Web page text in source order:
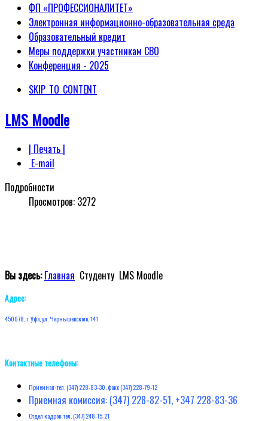
ФП «ПРОФЕССИОНАЛИТЕТ»
Электронная информационно-образовательная среда
Образовательный кредит
Меры поддержки участникам СВО
Конференция - 2025
SKIP_TO_CONTENT
LMS Moodle
| Печать |
E-mail
Подробности
Просмотров: 3272
Вы здесь:Главная Студенту LMS Moodle
Адрес:
450078, г. Уфа, ул. Чернышевского, 141
Контактные телефоны:
Приемная: тел. (347) 228-83-30, факс (347) 228-79-12
Приемная комиссия: (347) 228-82-51, +347 228-83-36
Отдел кадров: тел. (347) 248-15-21